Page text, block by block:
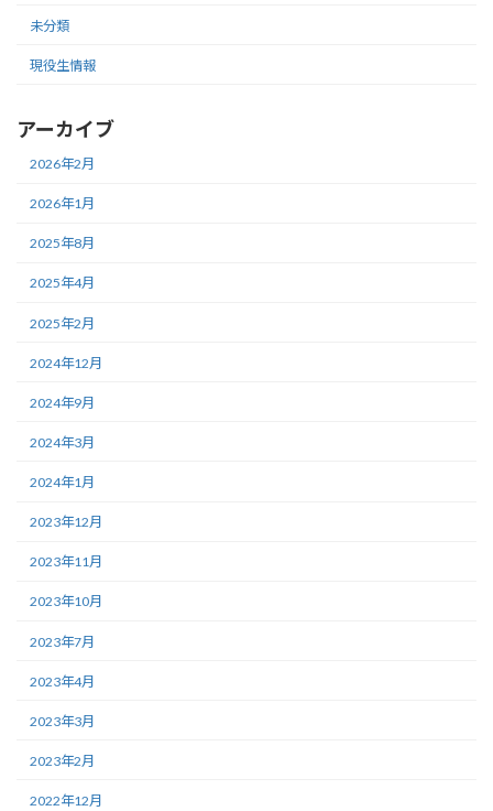
未分類
現役生情報
アーカイブ
2026年2月
2026年1月
2025年8月
2025年4月
2025年2月
2024年12月
2024年9月
2024年3月
2024年1月
2023年12月
2023年11月
2023年10月
2023年7月
2023年4月
2023年3月
2023年2月
2022年12月